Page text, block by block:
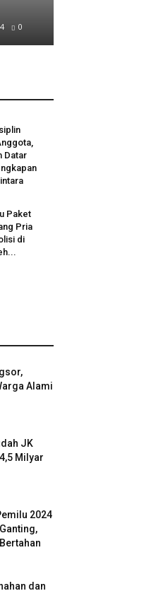
0
Datar
Paket
Pria
di
Alami
JK
Milyar
2024
dan